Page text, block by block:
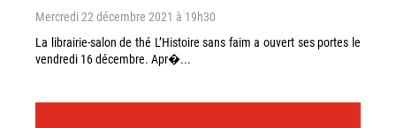
Mercredi 22 décembre 2021 à 19h30
La librairie-salon de thé L’Histoire sans faim a ouvert ses portes le
vendredi 16 décembre. Apr�...